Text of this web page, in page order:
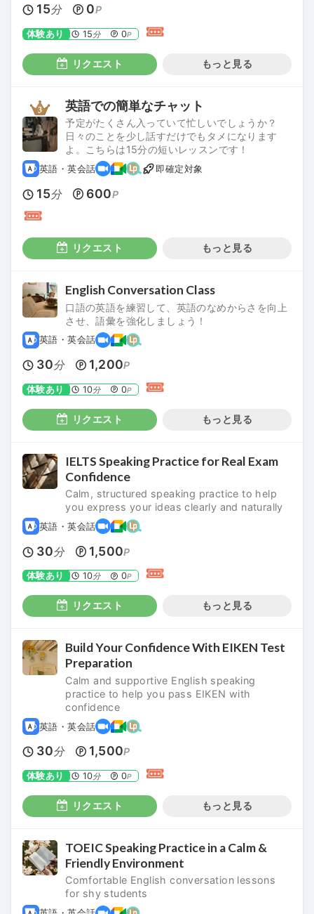
15分 0P
体験あり 15分 0P
リクエスト もっと見る
英語での簡単なチャット
予定がたくさん入っていて忙しいでしょうか？
日々のことを少し話すだけでもタメになります
よ。こちらは15分の短いレッスンです！
英語・英会話 即確定対象
15分 600P
リクエスト もっと見る
English Conversation Class
口語の英語を練習して、英語のなめからさを向上
させ、語彙を強化しましょう！
英語・英会話
30分 1,200P
体験あり 10分 0P
リクエスト もっと見る
IELTS Speaking Practice for Real Exam
Confidence
Calm, structured speaking practice to help
you express your ideas clearly and naturally
英語・英会話
30分 1,500P
体験あり 10分 0P
リクエスト もっと見る
Build Your Confidence With EIKEN Test
Preparation
Calm and supportive English speaking
practice to help you pass EIKEN with
confidence
英語・英会話
30分 1,500P
体験あり 10分 0P
リクエスト もっと見る
TOEIC Speaking Practice in a Calm &
Friendly Environment
Comfortable English conversation lessons
for shy students